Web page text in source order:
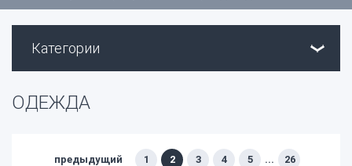
Категории
ОДЕЖДА
предыдущий 1 2 3 4 5 ... 26